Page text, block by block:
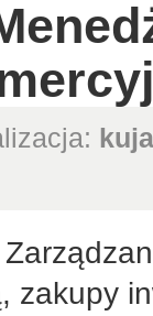
zakupy